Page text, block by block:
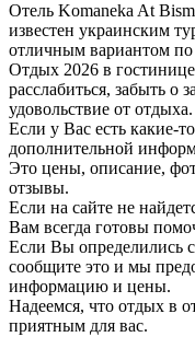
Отель Komaneka At
известен украинским
отличным вариантом
Отдых 2026 в
расслабиться, забыть о
удовольствие от отдыха.
Если у Вас есть какие-
дополнительной
Это цены, описание,
отзывы.
Если на сайте не
Вам всегда готовы
Если Вы определились
сообщите это и мы
информацию и цены.
Надеемся, что отдых в
приятным для вас.